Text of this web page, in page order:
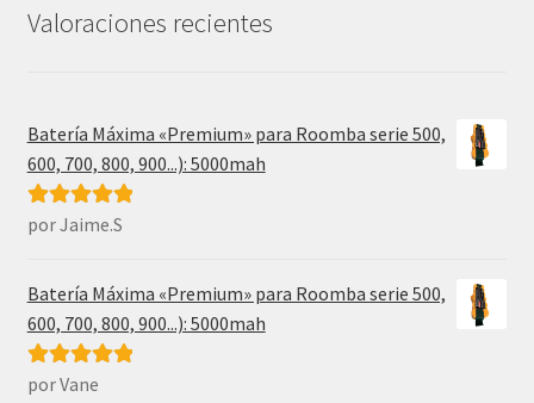
31,99€.17,49€.
Valoraciones recientes
Batería Máxima «Premium» para Roomba serie 500,
600, 700, 800, 900...): 5000mah
Valorado con
por Jaime.S
Batería Máxima «Premium» para Roomba serie 500,
600, 700, 800, 900...): 5000mah
Valorado con
por Vane